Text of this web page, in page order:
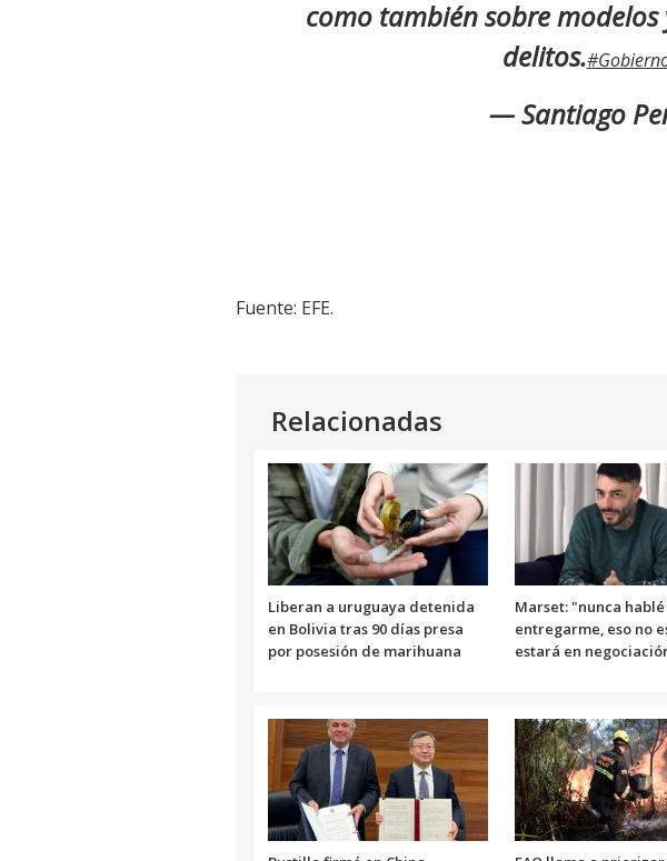
como también sobre
delitos.
— Santiago
Fuente: EFE.
Relacionadas
Liberan a uruguaya detenida
en Bolivia tras 90 días presa
por posesión de marihuana
Marset: "nunca
entregarme, eso no
estará en